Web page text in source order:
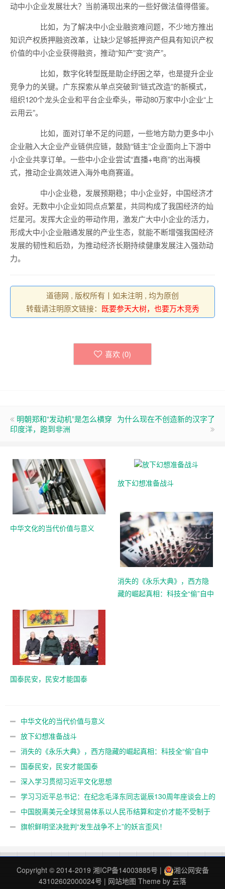
动中小企业发展壮大？当前涌现出来的一些好做法值得借鉴。
比如，为了解决中小企业融资难问题，不少地方推出
知识产权质押融资改革，让缺少足够抵押资产但具有知识产权
价值的中小企业获得融资，推动“知产”变“资产”。
比如，数字化转型既是助企纾困之举，也是提升企业
竞争力的关键。广东探索从单点突破到“链式改造”的新模式，
组织120个龙头企业和平台企业牵头，带动80万家中小企业“上
云用云”。
比如，面对订单不足的问题，一些地方助力更多中小
企业融入大企业产业链供应链，鼓励“链主”企业面向上下游中
小企业共享订单。一些中小企业尝试“直播+电商”的出海模
式，推动企业高效进入海外电商赛道。
中小企业稳，发展预期稳；中小企业好，中国经济才
会好。无数中小企业如同点点繁星，共同构成了我国经济的灿
烂星河。发挥大企业的带动作用，激发广大中小企业的活力，
形成大中小企业融通发展的产业生态，就能不断增强我国经济
发展的韧性和后劲，为推动经济长期持续健康发展注入强劲动
力。
道德网 , 版权所有丨如未注明 , 均为原创
转载请注明原文链接： 既要参天大树，也要万木竞秀
喜欢 (0)
明朝郑和“发动机”是怎么横穿
印度洋，跑到非洲
为什么现在不创造新的汉字了
中华文化的当代价值与意义
放下幻想准备战斗
消失的《永乐大典》，西方隐
藏的崛起真相：科技全“偷”自中
国泰民安，民安才能国泰
中华文化的当代价值与意义
放下幻想准备战斗
消失的《永乐大典》，西方隐藏的崛起真相：科技全“偷”自中
国？国泰民安，民安才能国泰
深入学习贯彻习近平文化思想
学习习近平总书记：在纪念毛泽东同志诞辰130周年座谈会上的
讲话中国脱离美元全球贸易体系以人民币结算和定价才能不受制于
人 旗帜鲜明坚决批判“发生战争不上”的妖言歪风！
Copyright © 2014-2019 湘ICP备14003885号 |
湘公网安备
43102602000024号 | 网站地图 Theme by 云落